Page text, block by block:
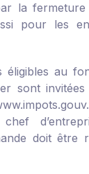
la fermeture
pour les
éligibles au
sont
doit être